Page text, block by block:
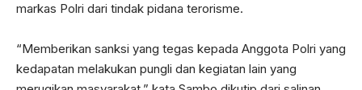
markas Polri dari tindak pidana terorisme.
“Memberikan sanksi yang tegas kepada Anggota Polri yang
kedapatan melakukan pungli dan kegiatan lain yang